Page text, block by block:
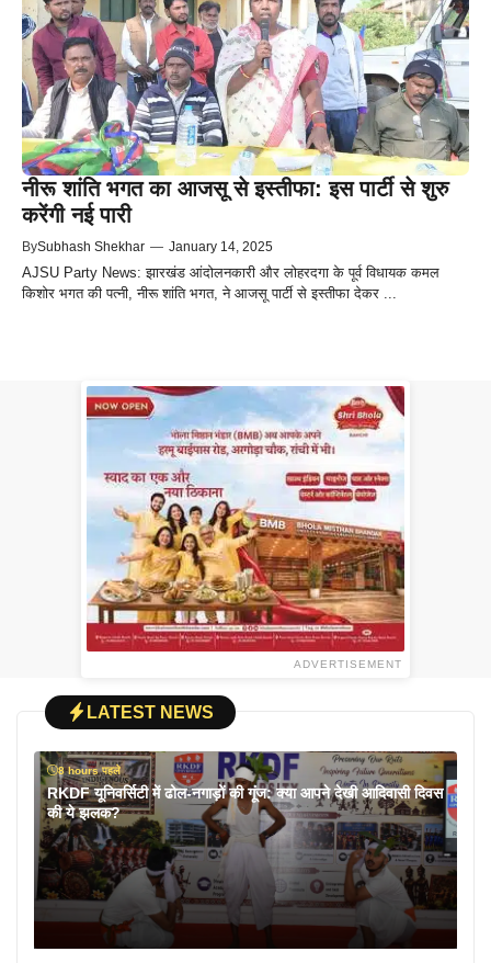
नीरू शांति भगत का आजसू से इस्तीफा: इस पार्टी से शुरु
करेंगी नई पारी
BySubhash Shekhar — January 14, 2025
AJSU Party News: झारखंड आंदोलनकारी और लोहरदगा के पूर्व विधायक कमल
किशोर भगत की पत्नी, नीरू शांति भगत, ने आजसू पार्टी से इस्तीफा देकर ...
ADVERTISEMENT
LATEST NEWS
8 hours पहले
RKDF यूनिवर्सिटी में ढोल-नगाड़ों की गूंज: क्या आपने देखी आदिवासी दिवस
की ये झलक?